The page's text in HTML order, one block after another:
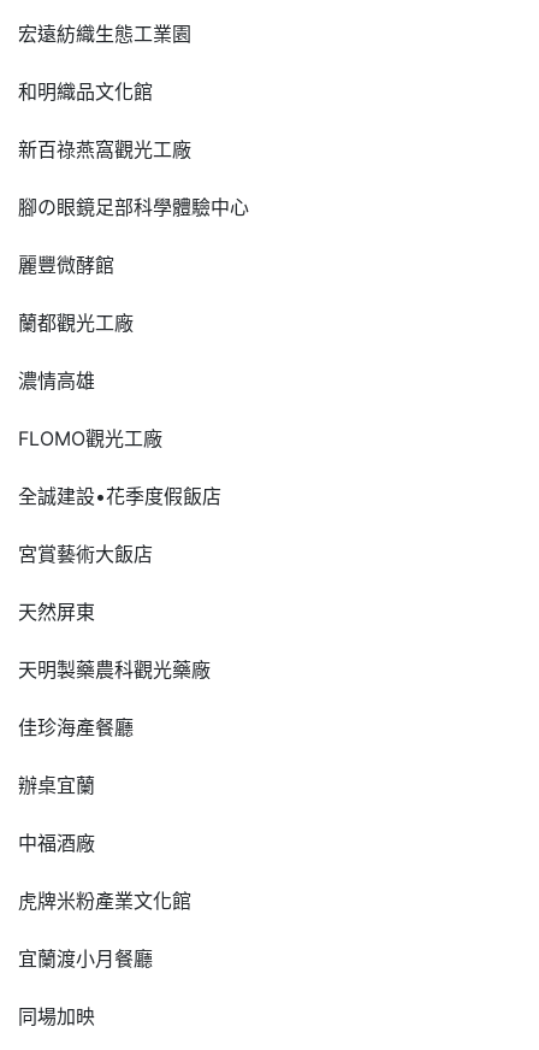
宏遠紡織生態工業園
和明織品文化館
新百祿燕窩觀光工廠
腳の眼鏡足部科學體驗中心
麗豐微酵館
蘭都觀光工廠
濃情高雄
FLOMO觀光工廠
全誠建設•花季度假飯店
宮賞藝術大飯店
天然屏東
天明製藥農科觀光藥廠
佳珍海產餐廳
辦桌宜蘭
中福酒廠
虎牌米粉產業文化館
宜蘭渡小月餐廳
同場加映